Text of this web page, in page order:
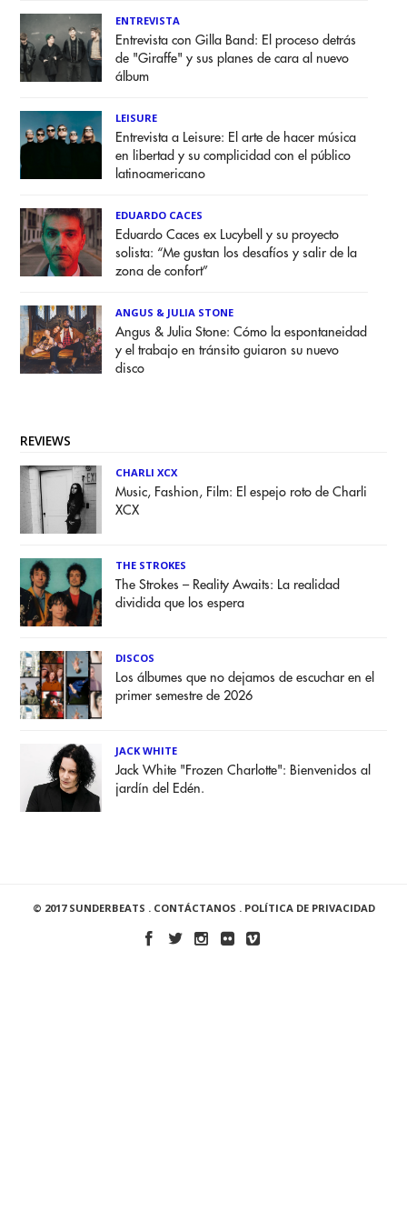
ENTREVISTA
Entrevista con Gilla Band: El proceso detrás
de "Giraffe" y sus planes de cara al nuevo
álbum
LEISURE
Entrevista a Leisure: El arte de hacer música
en libertad y su complicidad con el público
latinoamericano
EDUARDO CACES
Eduardo Caces ex Lucybell y su proyecto
solista: “Me gustan los desafíos y salir de la
zona de confort”
ANGUS & JULIA STONE
Angus & Julia Stone: Cómo la espontaneidad
y el trabajo en tránsito guiaron su nuevo
disco
REVIEWS
CHARLI XCX
Music, Fashion, Film: El espejo roto de Charli
XCX
THE STROKES
The Strokes – Reality Awaits: La realidad
dividida que los espera
DISCOS
Los álbumes que no dejamos de escuchar en el
primer semestre de 2026
JACK WHITE
Jack White "Frozen Charlotte": Bienvenidos al
jardín del Edén.
© 2017 SUNDERBEATS . CONTÁCTANOS . POLÍTICA DE PRIVACIDAD